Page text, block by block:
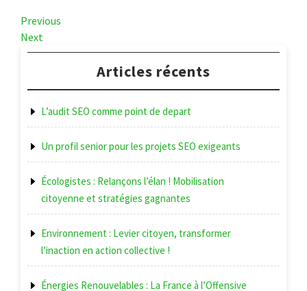
Navigation
de
l’article
Previous
Post
Previous
Next
Post
Next
Articles récents
L’audit SEO comme point de depart
Un profil senior pour les projets SEO exigeants
Écologistes : Relançons l’élan ! Mobilisation
citoyenne et stratégies gagnantes
Environnement : Levier citoyen, transformer
l’inaction en action collective !
Énergies Renouvelables : La France à l’Offensive